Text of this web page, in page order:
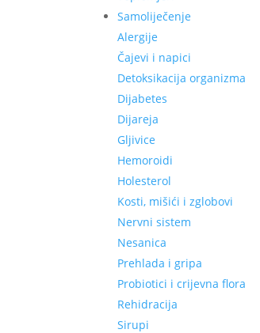
Samoliječenje
Alergije
Čajevi i napici
Detoksikacija organizma
Dijabetes
Dijareja
Gljivice
Hemoroidi
Holesterol
Kosti, mišići i zglobovi
Nervni sistem
Nesanica
Prehlada i gripa
Probiotici i crijevna flora
Rehidracija
Sirupi